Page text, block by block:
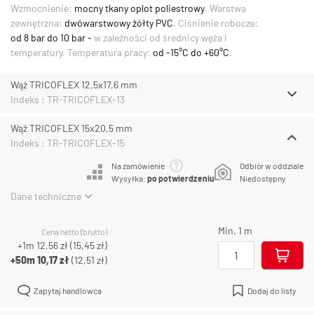
Wzmocnienie: mocny tkany oplot poliestrowy. Warstwa
zewnętrzna: dwówarstwowy żółty PVC. Ciśnienie robocze:
od 8 bar do 10 bar - w zależności od średnicy węża i
temperatury. Temperatura pracy: od -15°C do +60°C.
Wąż TRICOFLEX 12,5x17,6 mm
Indeks : TR-TRICOFLEX-13
Wąż TRICOFLEX 15x20,5 mm
Indeks : TR-TRICOFLEX-15
Na zamówienie
Wysyłka: po potwierdzeniu
Odbiór w oddziale
Niedostępny
Dane techniczne
Cena netto (brutto)
+1m 12,56 zł(15,45 zł)
+50m10,17 zł(12,51 zł)
Min. 1 m
Zapytaj handlowca Dodaj do listy